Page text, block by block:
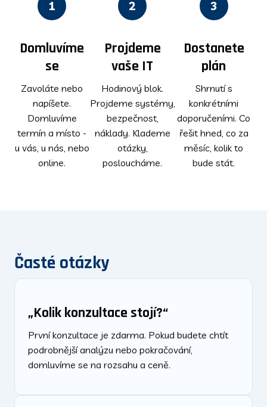
1
Domluvíme
se
Zavoláte nebo
napíšete.
Domluvíme
termín a místo -
u vás, u nás, nebo
online.
2
Projdeme
vaše IT
Hodinový blok.
Projdeme systémy,
bezpečnost,
náklady. Klademe
otázky,
posloucháme.
3
Dostanete
plán
Shrnutí s
konkrétními
doporučeními. Co
řešit hned, co za
měsíc, kolik to
bude stát.
Časté otázky
„Kolik konzultace stojí?“
První konzultace je zdarma. Pokud budete chtít
podrobnější analýzu nebo pokračování,
domluvíme se na rozsahu a ceně.